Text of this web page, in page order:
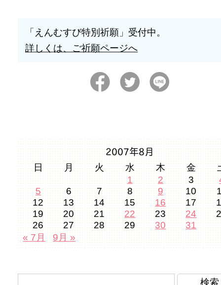
「えんむすび特別祈願」受付中。
詳しくは、ご祈願ページへ
2007年8月
日 月 火 水 木 金
1
2 3
5
6 7 8 9 10
12
13 14 15 16 17
19
20 21 22 23 24
26
27 28 29 30
31
« 7月
9月 »